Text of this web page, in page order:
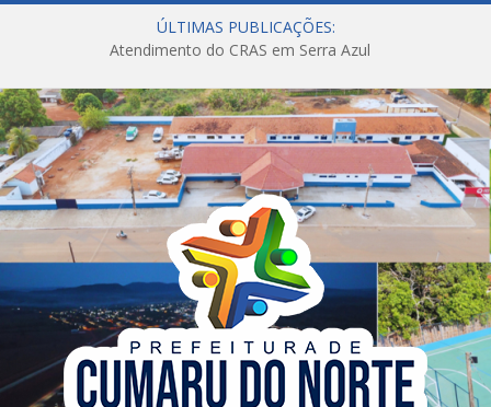
ÚLTIMAS PUBLICAÇÕES:
Atendimento do CRAS em Serra Azul